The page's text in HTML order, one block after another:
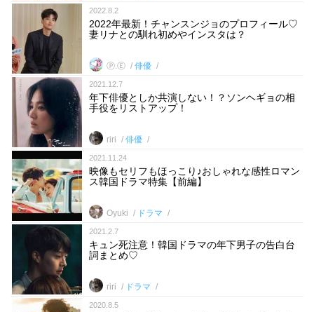
2022.8.2
2022年最新！チャンスンジョのプロフィール♡
妻リナとの馴れ初めやインスタは？
Ⓟ.Ⓔ 俳優
2021.12.7
年下俳優としか共演しない！？ソンヘギョの相
手役をリストアップ！
riri 俳優
2021.11.24
映像もセリフもほっこり♪おしゃれな感性ロマン
ス韓国ドラマ特集【前編】
Oyuki ドラマ
2021.2.7
キュン死注意！韓国ドラマの年下男子の告白台
詞まとめ♡
riri ドラマ
2020.8.5